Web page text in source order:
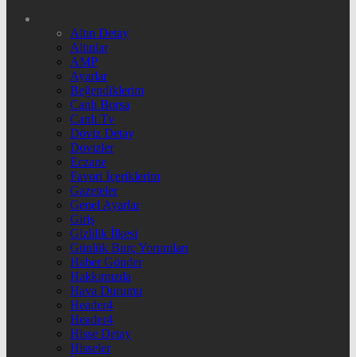
Altın Detay
Altınlar
AMP
Ayarlar
Beğendiklerim
Canlı Borsa
Canlı Tv
Döviz Detay
Dövizler
Eczane
Favori İçeriklerim
Gazeteler
Genel Ayarlar
Giriş
Gizlilik İlkesi
Günlük Burç Yorumları
Haber Gönder
Hakkımızda
Hava Durumu
Header4
Header4
Hisse Detay
Hisseler